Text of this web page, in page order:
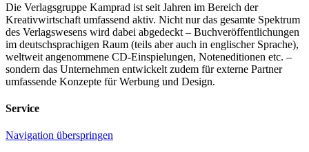
Die Verlagsgruppe Kamprad ist seit Jahren im Bereich der
Kreativwirtschaft umfassend aktiv. Nicht nur das gesamte Spektrum
des Verlagswesens wird dabei abgedeckt – Buchveröffentlichungen
im deutschsprachigen Raum (teils aber auch in englischer Sprache),
weltweit angenommene CD-Einspielungen, Noteneditionen etc. –
sondern das Unternehmen entwickelt zudem für externe Partner
umfassende Konzepte für Werbung und Design.
Service
Navigation überspringen